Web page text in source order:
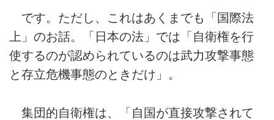
です。ただし、これはあくまでも「国際法
上」のお話。「日本の法」では「自衛権を行
使するのが認められているのは武力攻撃事態
と存立危機事態のときだけ」。
集団的自衛権は、「自国が直接攻撃されて